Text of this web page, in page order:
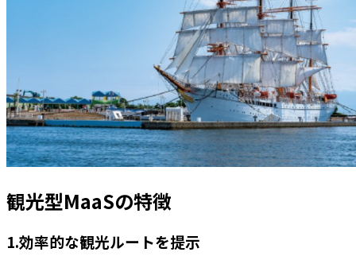
観光型MaaSの特徴
1.効率的な観光ルートを提示